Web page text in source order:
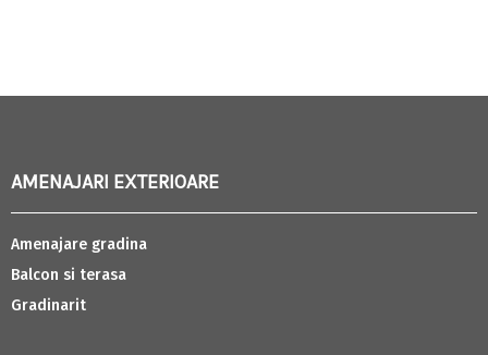
AMENAJARI EXTERIOARE
Amenajare gradina
Balcon si terasa
Gradinarit